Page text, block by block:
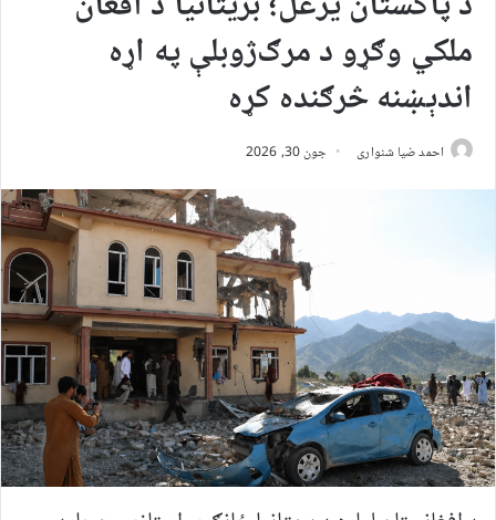
ملکي وګړو د مرګ‌ژوبلې په اړه
اندېښنه څرګنده کړه
احمد ضیا شنواری جون 30, 2026